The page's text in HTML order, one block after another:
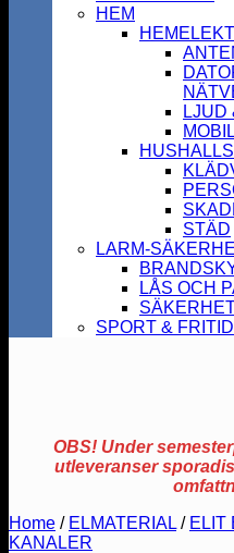
HEM
LJUD
STÄD
LARM-
LÅS OCH
SPORT & FRITID
OBS! Under
utleveranser
Home / ELMATERIAL / ELIT
KANALER